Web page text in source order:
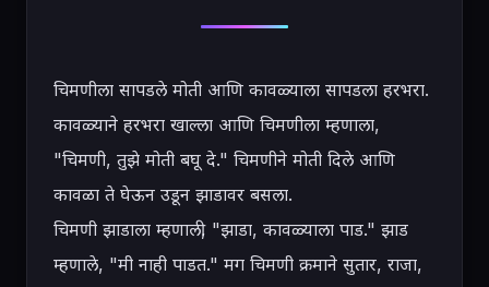
चिमणीला सापडले मोती आणि कावळ्याला सापडला हरभरा.
कावळ्याने हरभरा खाल्ला आणि चिमणीला म्हणाला,
"चिमणी, तुझे मोती बघू दे." चिमणीने मोती दिले आणि
कावळा ते घेऊन उडून झाडावर बसला.
चिमणी झाडाला म्हणाली, "झाडा, कावळ्याला पाड." झाड
म्हणाले, "मी नाही पाडत." मग चिमणी क्रमाने सुतार, राजा,